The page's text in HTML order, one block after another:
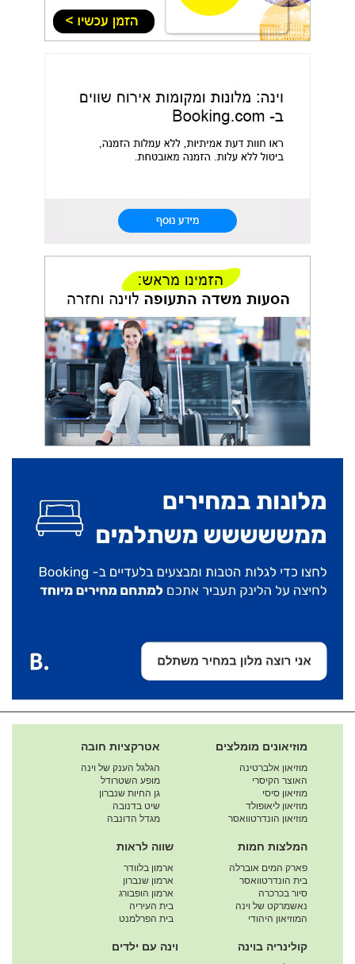
מוזיאונים מומלצים
מוזיאון אלברטינה
האוצר הקיסרי
מוזיאון סיסי
מוזיאון ליאופולד
מוזיאון הונדרטוואסר
אטרקציות חובה
הגלגל הענק של וינה
מופע השטרודל
גן החיות שנברון
שיט בדנובה
מגדל הדונבה
המלצות חמות
פארק המים אוברלה
בית הונדרטוואסר
סיור בכרכרה
נאשמרקט של וינה
המוזיאון היהודי
שווה לראות
ארמון בלוודר
ארמון שנברון
ארמון הופבורג
בית העיריה
בית הפרלמנט
קולינריה בוינה וינה עם ילדים